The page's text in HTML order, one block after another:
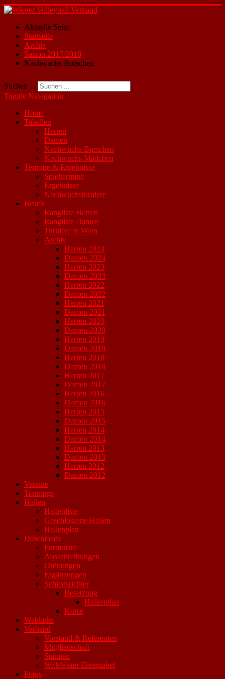
Aktuelle Seite:
Startseite
Archiv
Saison 2017/2018
Nachwuchs Burschen
Suchen ...
Toggle Navigation
Home
Tabellen
Herren
Damen
Nachwuchs Burschen
Nachwuchs Mädchen
Termine & Ergebnisse
Spieltermine
Ergebnisse
Nachwuchsturniere
Beach
Rangliste Herren
Rangliste Damen
Turniere in Wien
Archiv
Herren 2024
Damen 2024
Herren 2023
Damen 2023
Herren 2022
Damen 2022
Herren 2021
Damen 2021
Herren 2020
Damen 2020
Herren 2019
Damen 2019
Herren 2018
Damen 2018
Herren 2017
Damen 2017
Herren 2016
Damen 2016
Herren 2015
Damen 2015
Herren 2014
Damen 2014
Herren 2013
Damen 2013
Herren 2012
Damen 2012
Vereine
Trainings
Hallen
Hallenliste
Geschlossene Hallen
Hallenplan
Downloads
Formulare
Ausschreibungen
Ordnungen
Ergänzungen
Schiedsrichter
Besetzung
Hallenplan
Kurse
Weblinks
Verband
Vorstand & Referenten
Mitgliedschaft
Statuten
Wr.Meister Ehrentabel
Fotos